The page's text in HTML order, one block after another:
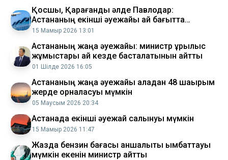
Қосшы, Қарағанды әлде Павлодар:
Астананың екінші әуежайы қай бағытта
салынуы мүмкін?
15 Мамыр 2026 13:01
Астананың жаңа әуежайы: министр құрылыс
жұмыстары қай кезде басталатынын айтты
01 Шілде 2026 16:05
Астананың жаңа әуежайы қаладан 48 шақырым
жерде орналасуы мүмкін
05 Маусым 2026 20:34
Астанада екінші әуежай салынуы мүмкін
15 Мамыр 2026 11:47
Жазда бензин бағасы қаншалықты қымбаттауы
мүмкін екенін министр айтты